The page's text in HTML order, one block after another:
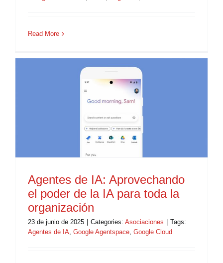
Read More
Agentes de IA: Aprovechando
el poder de la IA para toda la
organización
23 de junio de 2025 Categories: Asociaciones
Tags:
Agentes de IA, Google Agentspace, Google Cloud